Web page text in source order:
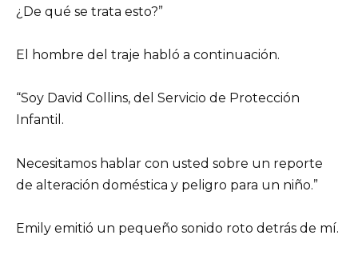
¿De qué se trata esto?”
El hombre del traje habló a continuación.
“Soy David Collins, del Servicio de Protección
Infantil.
Necesitamos hablar con usted sobre un reporte
de alteración doméstica y peligro para un niño.”
Emily emitió un pequeño sonido roto detrás de mí.